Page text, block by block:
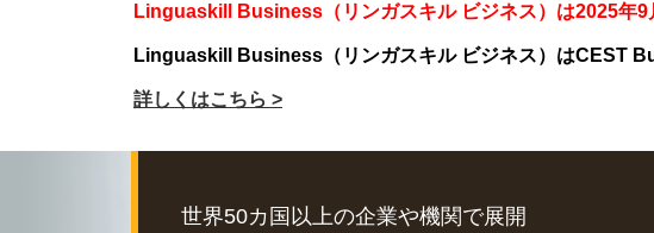
Linguaskill Business（リンガスキル ビジネス）は2025年9
Linguaskill Business（リンガスキル ビジネス）はCEST
詳しくはこちら >
世界50カ国以上の企業や機関で展開